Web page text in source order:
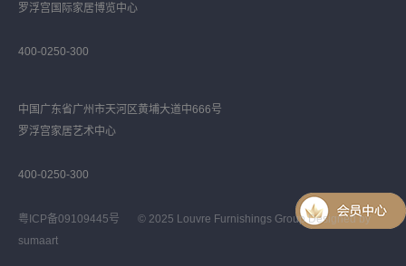
罗浮宫国际家居博览中心
400-0250-300
中国广东省广州市天河区黄埔大道中666号
罗浮宫家居艺术中心
400-0250-300
粤ICP备09109445号
© 2025 Louvre Furnishings Group Designed by
sumaart